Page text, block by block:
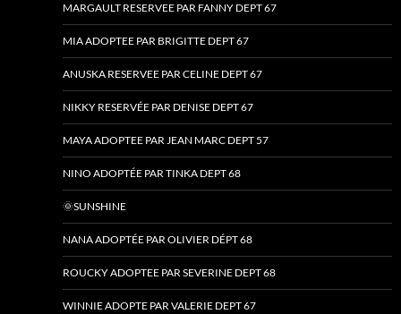
MARGAULT RESERVEE PAR FANNY DEPT 67
MIA ADOPTEE PAR BRIGITTE DEPT 67
ANUSKA RESERVEE PAR CELINE DEPT 67
NIKKY RESERVÉE PAR DENISE DEPT 67
MAYA ADOPTEE PAR JEAN MARC DEPT 57
NINO ADOPTÉE PAR TINKA DEPT 68
🌞SUNSHINE
NANA ADOPTÉE PAR OLIVIER DÉPT 68
ROUCKY ADOPTEE PAR SEVERINE DEPT 68
WINNIE ADOPTE PAR VALERIE DEPT 67